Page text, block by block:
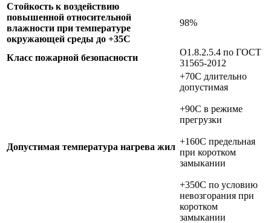
Стойкость к воздействию
повышенной относительной
влажности при температуре
окружающей среды до +35C
98%
Класс пожарной безопасности
О1.8.2.5.4 по ГОСТ
31565-2012
Допустимая температура нагрева жил
+70C длительно
допустимая
+90C в режиме
прегрузки
+160C предельная
при коротком
замыкании
+350C по условию
невозгорания при
коротком
замыкании